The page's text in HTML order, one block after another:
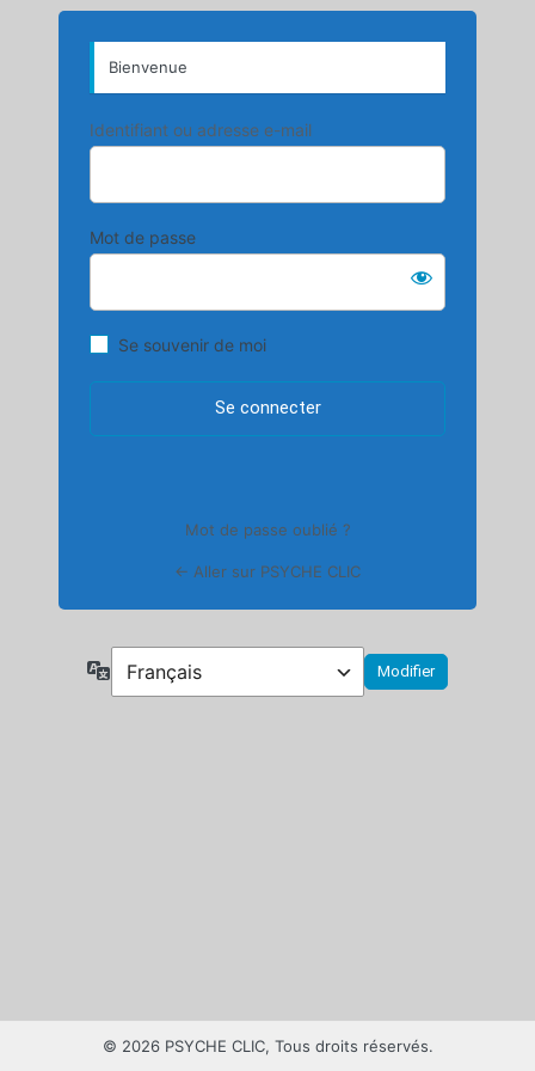
Bienvenue
Identifiant ou adresse e-mail
Mot de passe
Se souvenir de moi
Mot de passe oublié ?
← Aller sur PSYCHE CLIC
Langue
© 2026 PSYCHE CLIC, Tous droits réservés.